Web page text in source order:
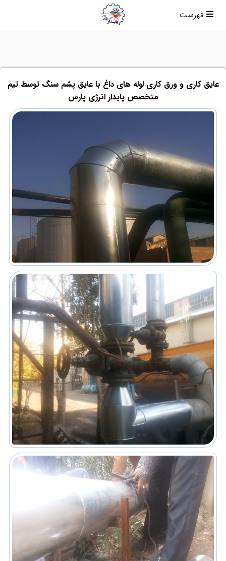
فهرست
عایق کاری و ورق کاری لوله های داغ با عایق پشم سنگ توسط تیم
متخصص پایدار انرژی پارس